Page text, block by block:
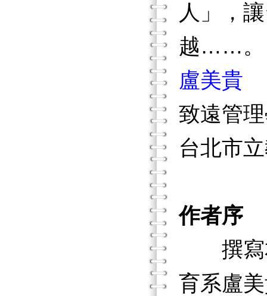
人」，
越……。
盧美貴
致遠管
台北市
作者序
撰寫本
育系盧